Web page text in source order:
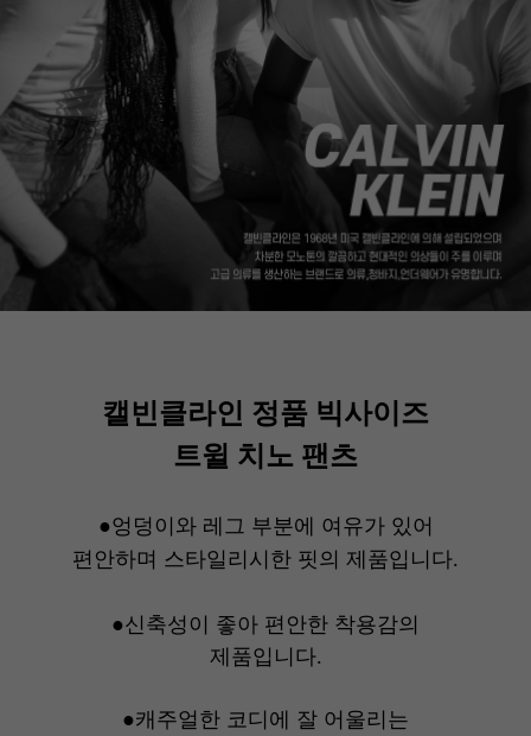
캘빈클라인 정품 빅사이즈
트윌 치노 팬츠
●엉덩이와 레그 부분에 여유가 있어
편안하며 스타일리시한 핏의 제품입니다.
●신축성이 좋아 편안한 착용감의
제품입니다.
●캐주얼한 코디에 잘 어울리는